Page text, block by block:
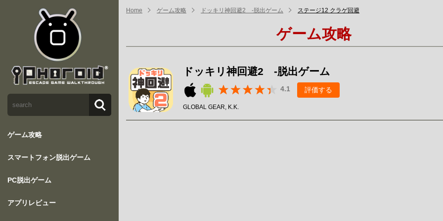
ゲーム攻略
スマートフォン脱出ゲーム
PC脱出ゲーム
アプリレビュー
Home ゲーム攻略 ドッキリ神回避2 -脱出ゲーム ステージ12 クラゲ回避
ゲーム攻略
ドッキリ神回避2 -脱出ゲーム
4.1 評価する
GLOBAL GEAR, K.K.